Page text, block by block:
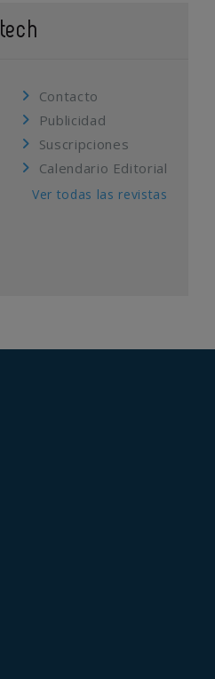
Contacto
Publicidad
Suscripciones
Calendario Editorial
Ver todas las revistas